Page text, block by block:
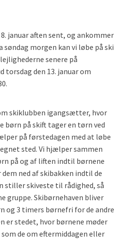
januar aften sent, og ankommer
morgen kan vi løbe på ski
senere på
torsdag den 13. januar om
skiklubben igangsætter, hvor
på skift tager en tørn ved
på førstedagen med at løbe
sted. Vi hjælper sammen
på og af liften indtil børnene
ned af skibakken indtil de
stiller skiveste til rådighed, så
gruppe. Skibørnehaven bliver
og 3 timers børnefri for de andre
er stedet, hvor børnene møder
de om eftermiddagen eller